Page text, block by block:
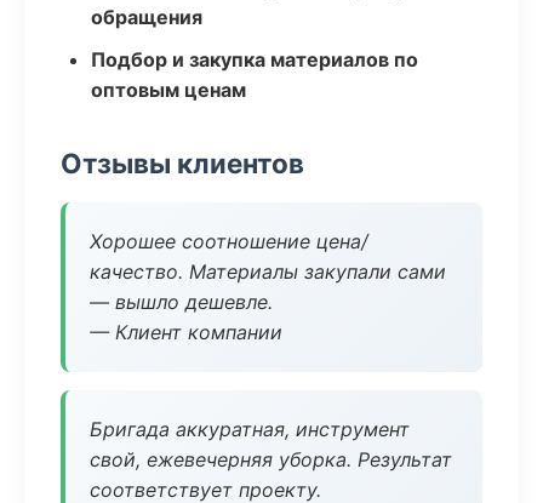
обращения
Подбор и закупка материалов по
оптовым ценам
Отзывы клиентов
Хорошее соотношение цена/
качество. Материалы закупали сами
— вышло дешевле.
— Клиент компании
Бригада аккуратная, инструмент
свой, ежевечерняя уборка. Результат
соответствует проекту.